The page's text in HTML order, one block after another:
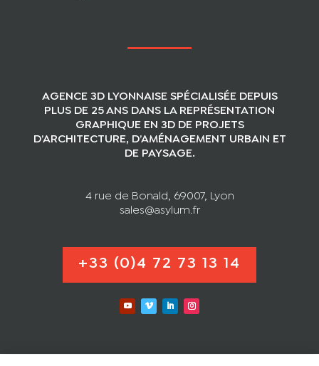
AGENCE 3D LYONNAISE SPÉCIALISÉE DEPUIS
PLUS DE 25 ANS DANS LA REPRÉSENTATION
GRAPHIQUE EN 3D DE PROJETS
D’ARCHITECTURE, D’AMÉNAGEMENT URBAIN ET
DE PAYSAGE.
4 rue de Bonald, 69007, Lyon
sales@asylum.fr
+33 (0)4 72 73 13 14